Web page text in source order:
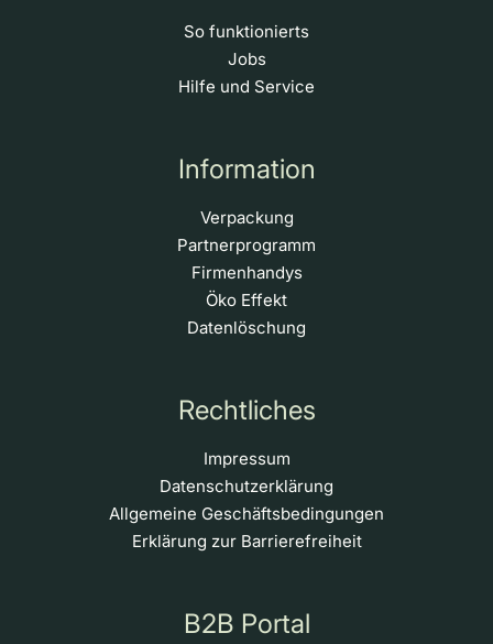
So funktionierts
Jobs
Hilfe und Service
Information
Verpackung
Partnerprogramm
Firmenhandys
Öko Effekt
Datenlöschung
Rechtliches
Impressum
Datenschutzerklärung
Allgemeine Geschäftsbedingungen
Erklärung zur Barrierefreiheit
B2B Portal